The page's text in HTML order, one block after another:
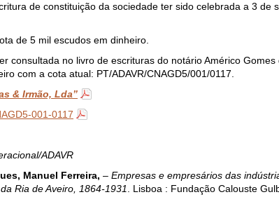
de constituição da sociedade ter sido celebrada a 3 de
de 5 mil escudos em dinheiro.
consultada no livro de escrituras do notário Américo Gomes
com a cota atual: PT/ADAVR/CNAGD5/001/0117.
& Irmão, Lda”
001-0117
ADAVR
Manuel Ferreira, – Empresas e empresários das
Ria de Aveiro, 1864-1931
. Lisboa : Fundação Calouste